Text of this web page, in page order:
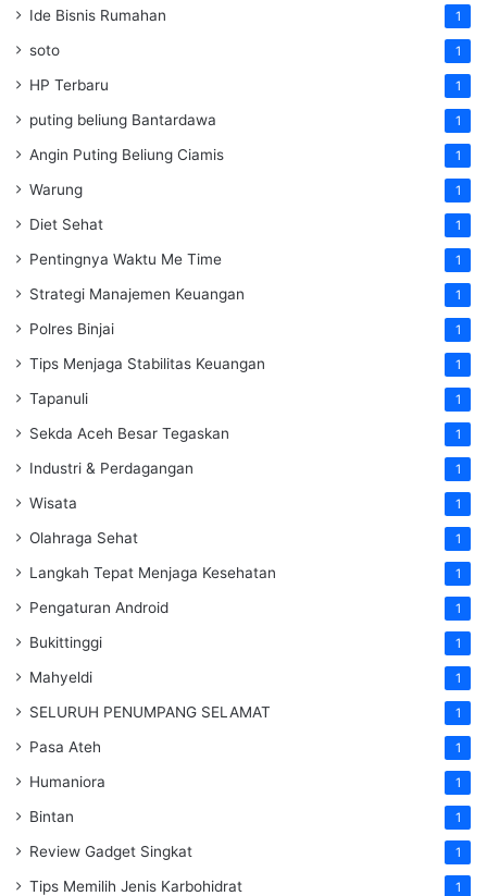
Ide Bisnis Rumahan 1
soto 1
HP Terbaru 1
puting beliung Bantardawa 1
Angin Puting Beliung Ciamis 1
Warung 1
Diet Sehat 1
Pentingnya Waktu Me Time 1
Strategi Manajemen Keuangan 1
Polres Binjai 1
Tips Menjaga Stabilitas Keuangan 1
Tapanuli 1
Sekda Aceh Besar Tegaskan 1
Industri & Perdagangan 1
Wisata 1
Olahraga Sehat 1
Langkah Tepat Menjaga Kesehatan 1
Pengaturan Android 1
Bukittinggi 1
Mahyeldi 1
SELURUH PENUMPANG SELAMAT 1
Pasa Ateh 1
Humaniora 1
Bintan 1
Review Gadget Singkat 1
Tips Memilih Jenis Karbohidrat 1